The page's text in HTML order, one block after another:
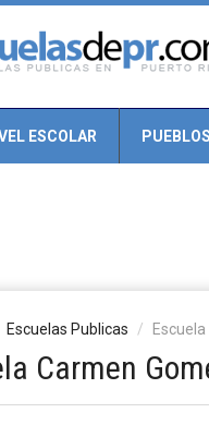
ESCOLAR PUEBLOS
Escuelas Publicas
Carmen